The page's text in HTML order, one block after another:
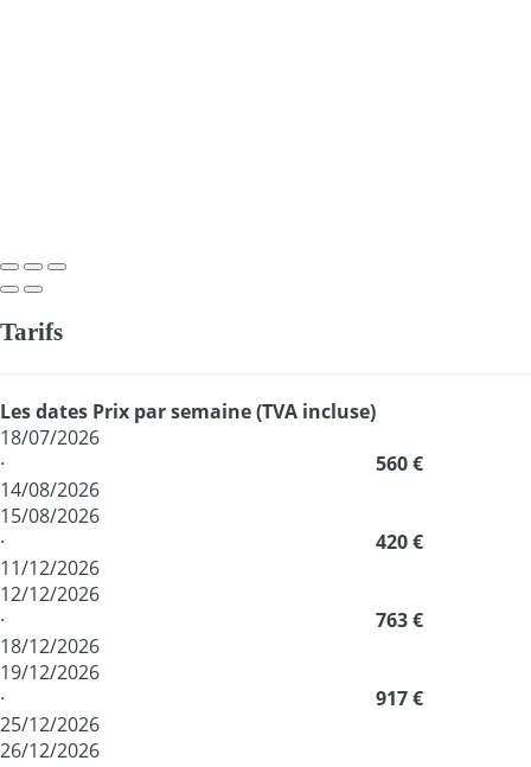
Tarifs
Les dates Prix par semaine (TVA incluse)
18/07/2026
·
14/08/2026
560 €
15/08/2026
·
11/12/2026
420 €
12/12/2026
·
18/12/2026
763 €
19/12/2026
·
25/12/2026
917 €
26/12/2026